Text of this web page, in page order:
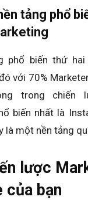
tảng phổ
phổ biến thứ
với 70%
trong chiến
biến nhất là
là một nền tảng
lược
của bạn